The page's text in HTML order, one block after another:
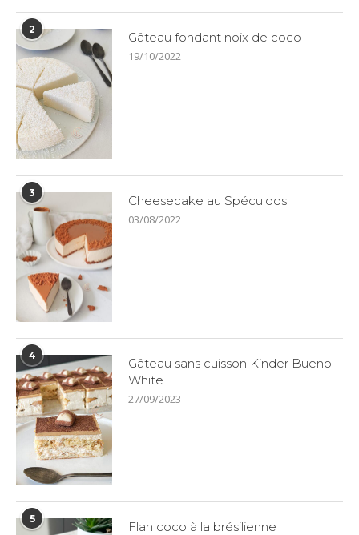
2
Gâteau fondant noix de coco
19/10/2022
3
Cheesecake au Spéculoos
03/08/2022
4
Gâteau sans cuisson Kinder Bueno
White
27/09/2023
5
Flan coco à la brésilienne